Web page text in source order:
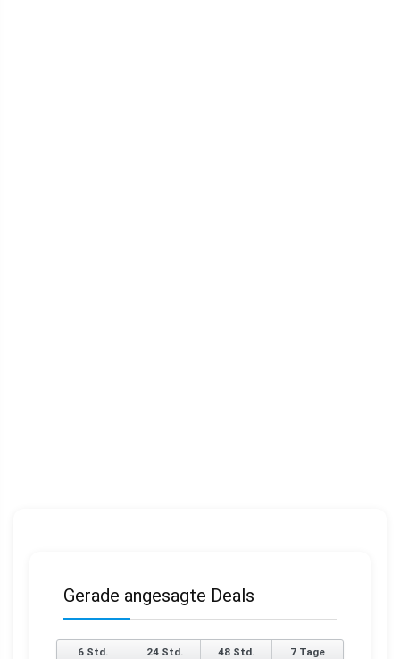
Gerade angesagte Deals
6 Std. 24 Std. 48 Std. 7 Tage